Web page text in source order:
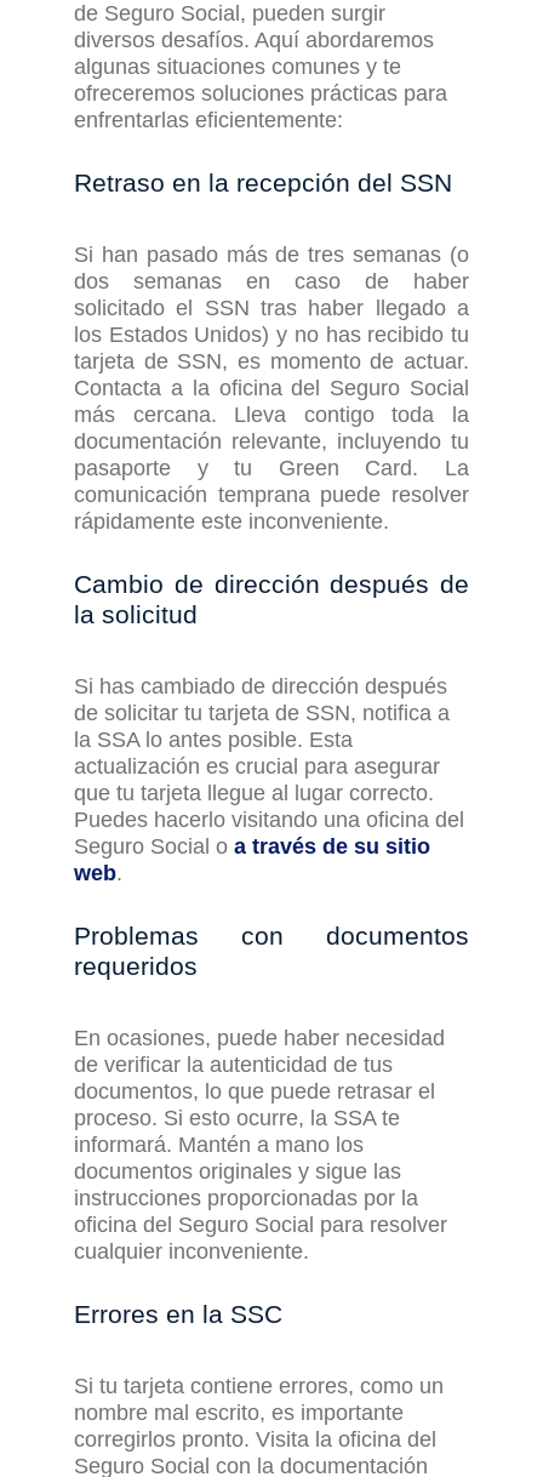
de Seguro Social, pueden surgir
diversos desafíos. Aquí abordaremos
algunas situaciones comunes y te
ofreceremos soluciones prácticas para
enfrentarlas eficientemente:
Retraso en la recepción del SSN
Si han pasado más de tres semanas (o
dos semanas en caso de haber
solicitado el SSN tras haber llegado a
los Estados Unidos) y no has recibido tu
tarjeta de SSN, es momento de actuar.
Contacta a la oficina del Seguro Social
más cercana. Lleva contigo toda la
documentación relevante, incluyendo tu
pasaporte y tu Green Card. La
comunicación temprana puede resolver
rápidamente este inconveniente.
Cambio de direccióndespués de
la solicitud
Si has cambiado de dirección después
de solicitar tu tarjeta de SSN, notifica a
la SSA lo antes posible. Esta
actualización es crucial para asegurar
que tu tarjeta llegue al lugar correcto.
Puedes hacerlo visitando una oficina del
Seguro Social o a través de su sitio
web.
Problemas con documentos
requeridos
En ocasiones, puede haber necesidad
de verificar la autenticidad de tus
documentos, lo que puede retrasar el
proceso. Si esto ocurre, la SSA te
informará. Mantén a mano los
documentos originales y sigue las
instrucciones proporcionadas por la
oficina del Seguro Social para resolver
cualquier inconveniente.
Errores en la SSC
Si tu tarjeta contiene errores, como un
nombre mal escrito, es importante
corregirlos pronto. Visita la oficina del
Seguro Social con la documentación